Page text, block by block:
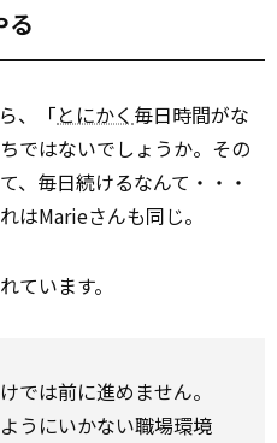
る
、「とにかく 毎日時間がな
ではないでしょうか。その
、毎日続けるなんて・・・
はMarieさんも同じ。
ています。
では前に進めません。
うにいかない職場環境